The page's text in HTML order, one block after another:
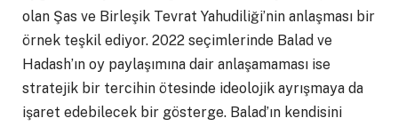
olan Şas ve Birleşik Tevrat Yahudiliği’nin anlaşması bir
örnek teşkil ediyor. 2022 seçimlerinde Balad ve
Hadash’ın oy paylaşımına dair anlaşamaması ise
stratejik bir tercihin ötesinde ideolojik ayrışmaya da
işaret edebilecek bir gösterge. Balad’ın kendisini